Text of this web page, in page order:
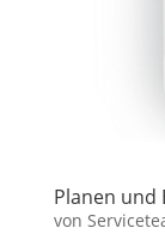
Planen und
von